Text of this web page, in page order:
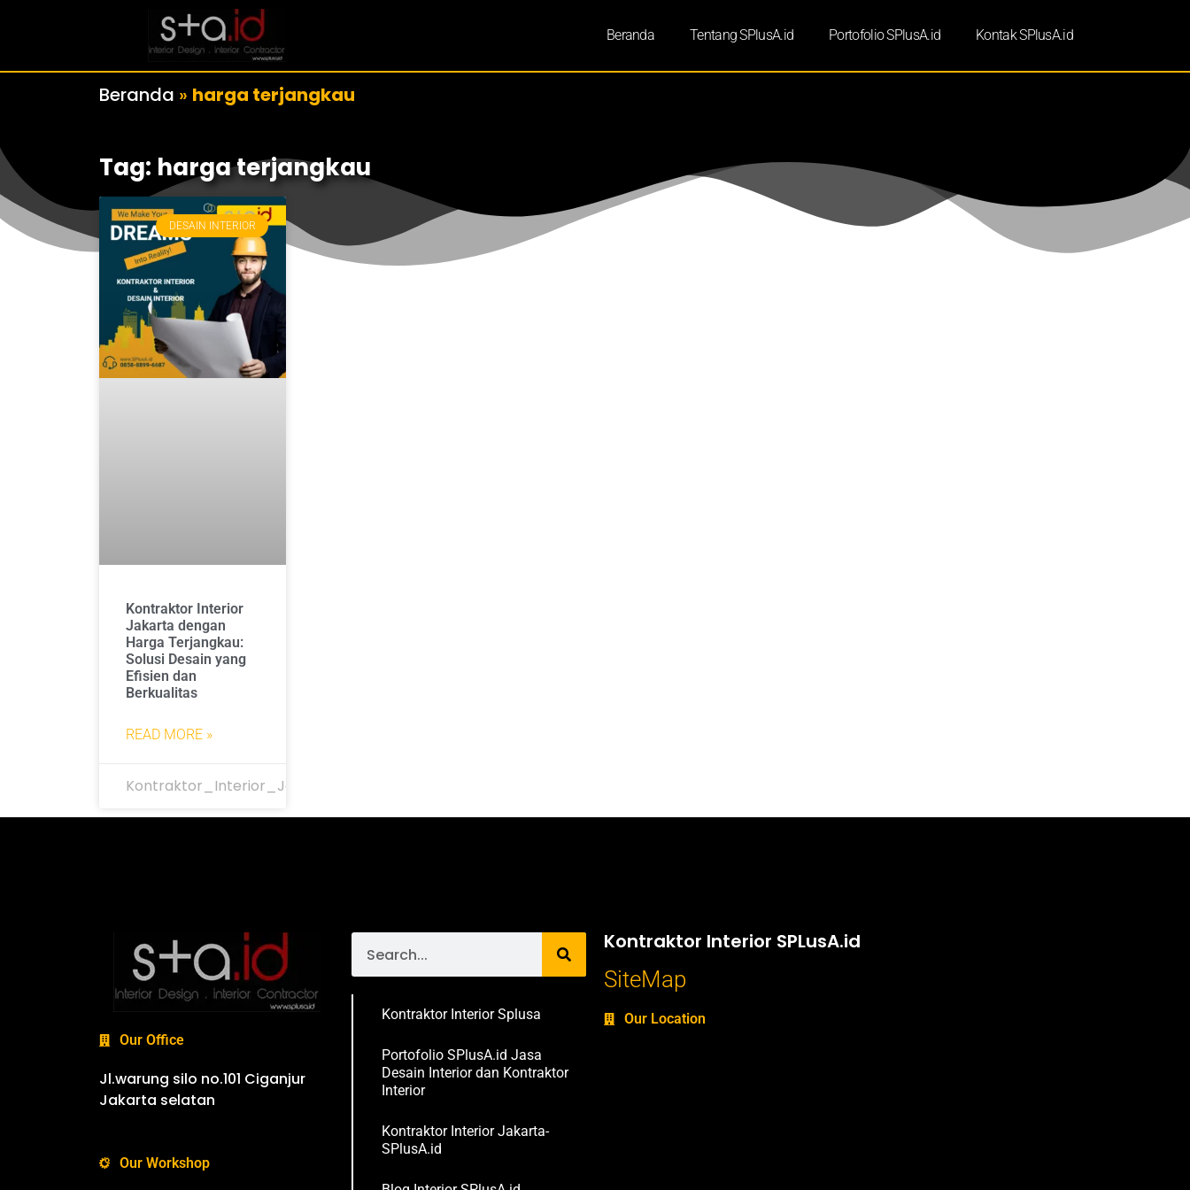
Beranda Tentang SPlusA.id Portofolio SPlusA.id Kontak SPlusA.id
Beranda » harga terjangkau
Tag: harga terjangkau
DESAIN INTERIOR
Kontraktor Interior
Jakarta dengan
Harga Terjangkau:
Solusi Desain yang
Efisien dan
Berkualitas
READ MORE »
Kontraktor_Interior_Jakarta
Our Office
Jl.warung silo no.101 Ciganjur
Jakarta selatan
Our Workshop
Kontraktor Interior Splusa
Portofolio SPlusA.id Jasa
Desain Interior dan Kontraktor
Interior
Kontraktor Interior Jakarta-
SPlusA.id
Kontraktor Interior SPLusA.id
SiteMap
Our Location